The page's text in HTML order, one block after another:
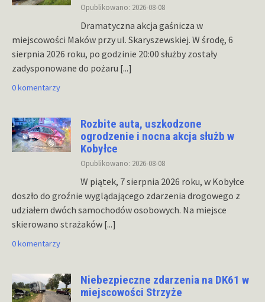
Opublikowano: 2026-08-08
Dramatyczna akcja gaśnicza w
miejscowości Maków przy ul. Skaryszewskiej. W środę, 6
sierpnia 2026 roku, po godzinie 20:00 służby zostały
zadysponowane do pożaru [...]
0 komentarzy
Rozbite auta, uszkodzone
ogrodzenie i nocna akcja służb w
Kobyłce
Opublikowano: 2026-08-08
W piątek, 7 sierpnia 2026 roku, w Kobyłce
doszło do groźnie wyglądającego zdarzenia drogowego z
udziałem dwóch samochodów osobowych. Na miejsce
skierowano strażaków [...]
0 komentarzy
Niebezpieczne zdarzenia na DK61 w
miejscowości Strzyże